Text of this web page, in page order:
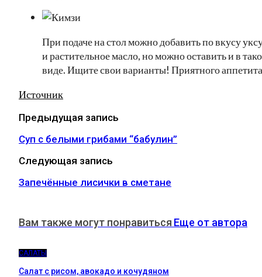
При подаче на стол можно добавить по вкусу
и растительное масло, но можно оставить и в
виде. Ищите свои варианты! Приятного
Источник
Предыдущая запись
Суп с белыми грибами “бабулин”
Следующая запись
Запечённые лисички в сметане
Вам также могут понравиться Еще от автора
САЛАТЫ
Салат с рисом, авокадо и кочудяном